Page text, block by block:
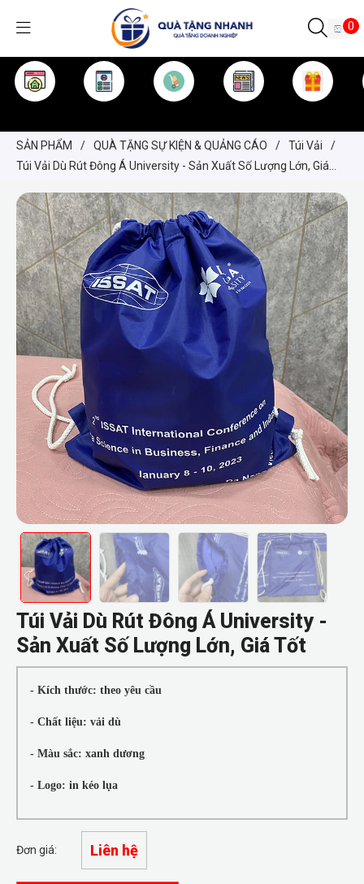
0
SẢN PHẨM / QUÀ TẶNG SỰ KIỆN & QUẢNG CÁO / Túi Vải
/
Túi Vải Dù Rút Đông Á University - Sản Xuất Số Lượng Lớn, Giá
Túi Vải Dù Rút Đông Á University -
Sản Xuất Số Lượng Lớn, Giá Tốt
- Kích thước: theo yêu cầu
- Chất liệu: vải dù
- Màu sắc: xanh dương
- Logo: in kéo lụa
Đơn giá: Liên hệ